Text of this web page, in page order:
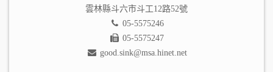
雲林縣斗六市斗工12路52號
05-5575246
05-5575247
good.sink@msa.hinet.net